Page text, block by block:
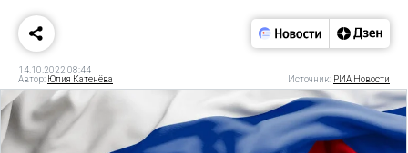
14.10.2022 08:44
Автор: Юлия Катенёва Источник: РИА Новости